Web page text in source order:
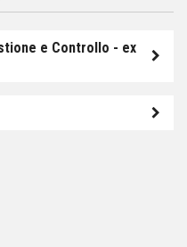
e Controllo - ex